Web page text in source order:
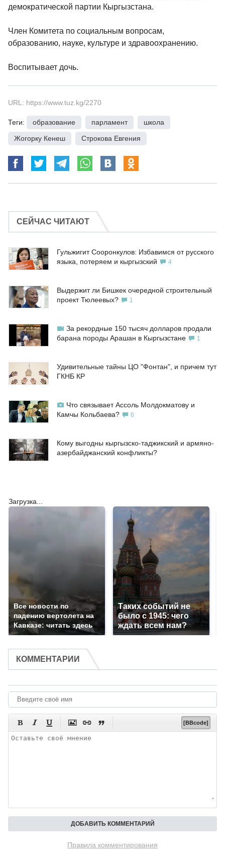
демократической партии Кыргызстана.
Член Комитета по социальным вопросам,
образованию, науке, культуре и здравоохранению.
Воспитывает дочь.
URL: https://www.tuz.kg/2270
Теги: образование парламент школа
Жогорку Кенеш
Строкова Евгения
СЕЙЧАС ЧИТАЮТ
Гульжигит Сооронкулов: Избавимся от русского
языка, потеряем и кыргызский
4
Выдержит ли Бишкек очередной строительный
проект Тюлеевых?
1
За рекордные 150 тысяч долларов продали
барана породы Арашан в Кыргызстане
1
Удивительные тайны ЦО "Фонтан", и причем тут
ГКНБ КР
Что связывает Ассоль Молдокматову и
Камчы Кольбаева?
6
Кому выгодны кыргызско-таджикский и армяно-
азербайджанский конфликты?
Загрузка...
Все новости по
падению вертолета на
Кавказе: читать здесь
Таких событий не
было с 1945: чего
ждать всем нам?
КОММЕНТАРИИ
      [BBcode]
Правила комментирования